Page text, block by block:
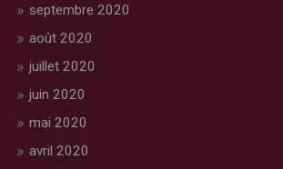
septembre 2020
août 2020
juillet 2020
juin 2020
mai 2020
avril 2020